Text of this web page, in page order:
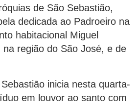
de São Sebastião,
dedicada ao Padroeiro na
habitacional Miguel
na região do São José, e de
inicia nesta quarta-
em louvor ao santo com